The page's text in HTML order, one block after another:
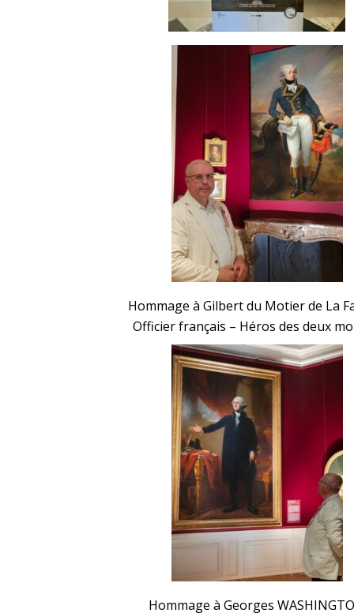
Hommage à Gilbert du Motier de La
Officier français – Héros des deux
Hommage à Georges